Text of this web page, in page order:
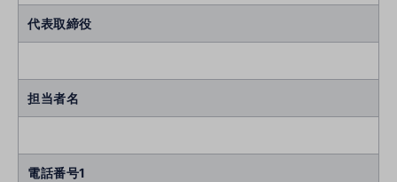
代表取締役
担当者名
電話番号1